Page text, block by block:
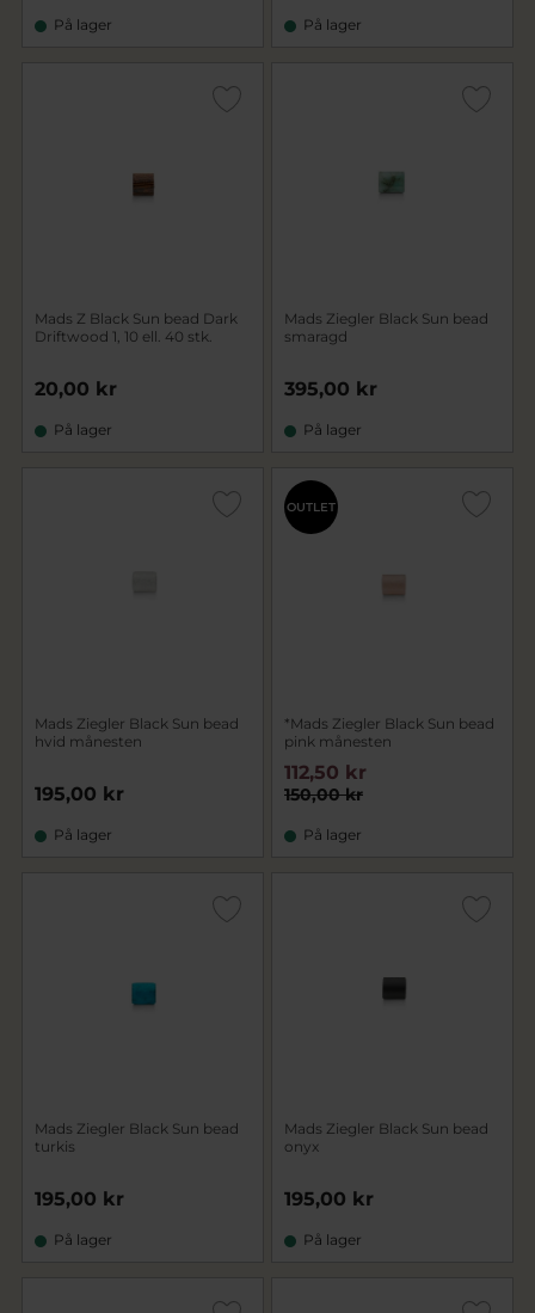
På lager På lager
Mads Z Black Sun bead Dark
Driftwood 1, 10 ell. 40 stk.
20,00 kr
På lager
Mads Ziegler Black Sun bead
smaragd
395,00 kr
På lager
Mads Ziegler Black Sun bead
hvid månesten
195,00 kr
På lager
OUTLET
*Mads Ziegler Black Sun bead
pink månesten
150,00 kr
112,50 kr
På lager
Mads Ziegler Black Sun bead
turkis
195,00 kr
På lager
Mads Ziegler Black Sun bead
onyx
195,00 kr
På lager